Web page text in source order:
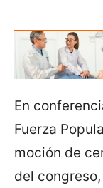
En
Fuerza
moción de
del